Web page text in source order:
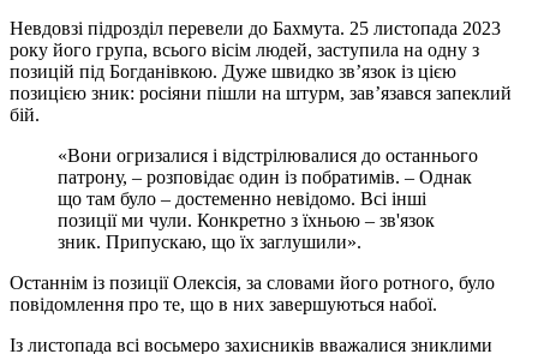
Невдовзі підрозділ перевели до Бахмута. 25 листопада 2023
року його група, всього вісім людей, заступила на одну з
позицій під Богданівкою. Дуже швидко зв’язок із цією
позицією зник: росіяни пішли на штурм, зав’язався запеклий
бій.
«Вони огризалися і відстрілювалися до останнього
патрону, – розповідає один із побратимів. – Однак
що там було – достеменно невідомо. Всі інші
позиції ми чули. Конкретно з їхньою – зв'язок
зник. Припускаю, що їх заглушили».
Останнім із позиції Олексія, за словами його ротного, було
повідомлення про те, що в них завершуються набої.
Із листопада всі восьмеро захисників вважалися зниклими